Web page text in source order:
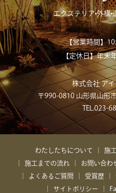
エクステリア•外構
【営業時間】
【定休日】年末
株式会社 ア
〒990-0810 山形県山形
TEL.023-
わたしたちについて 施
施工までの流れ
お問い合わ
よくあるご質問
受賞歴
サイトポリシー